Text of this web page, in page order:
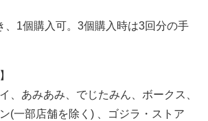
1個購入可。3個購入時は3回分の手
、あみあみ、でじたみん、ボークス、
(一部店舗を除く) 、ゴジラ・ストア